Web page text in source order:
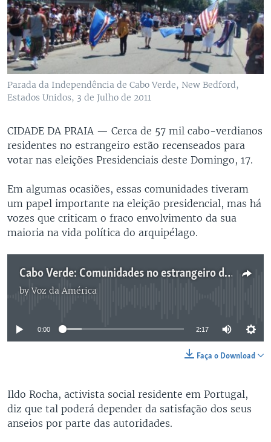
Parada da Independência de Cabo Verde, New Bedford,
Estados Unidos, 3 de Julho de 2011
CIDADE DA PRAIA — Cerca de 57 mil cabo-verdianos
residentes no estrangeiro estão recenseados para
votar nas eleições Presidenciais deste Domingo, 17.
Em algumas ocasiões, essas comunidades tiveram
um papel importante na eleição presidencial, mas há
vozes que criticam o fraco envolvimento da sua
maioria na vida política do arquipélago.
Cabo Verde: Comunidades no estrangeiro devem ser mais engajadas na vida política
byVoz da América
No media source currently available
0:00 2:17
Faça o Download
Ildo Rocha, activista social residente em Portugal,
diz que tal poderá depender da satisfação dos seus
anseios por parte das autoridades.